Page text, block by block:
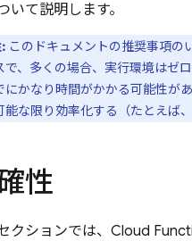
いて説明します。
このドキュメントの推奨事項の
で、多くの場合、実行環境はゼ
にかなり時間がかかる可能性が
能な限り効率化する（たとえば
性
クションでは、 Cloud